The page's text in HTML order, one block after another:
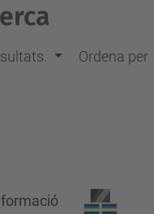
Ordena per